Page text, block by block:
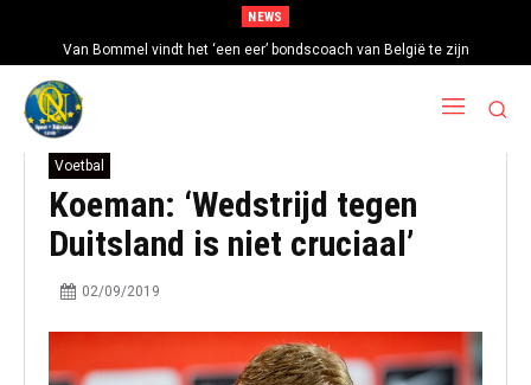
NEWS
Van Bommel vindt het ‘een eer’ bondscoach van België te zijn
Voetbal
Koeman: ‘Wedstrijd tegen
Duitsland is niet cruciaal’
02/09/2019